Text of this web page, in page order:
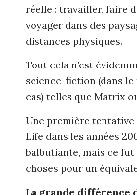
réelle : travailler, faire
voyager dans des
distances physiques.
Tout cela n’est
science-fiction (dans le
cas) telles que Matrix
Une première tentative
Life dans les années
balbutiante, mais ce
choses pour un
La grande différence